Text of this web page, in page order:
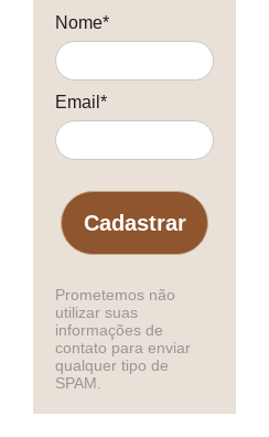
Nome*
Email*
Cadastrar
Prometemos não
utilizar suas
informações de
contato para enviar
qualquer tipo de
SPAM.